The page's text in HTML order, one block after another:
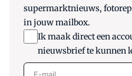
supermarktnieuws,
in jouw mailbox.
Ik maak direct een
nieuwsbrief te kunnen
E-mail